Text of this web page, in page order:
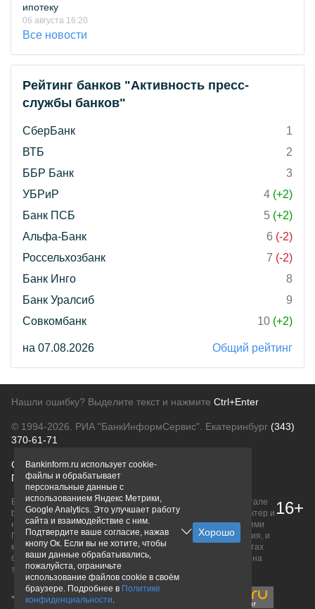
ипотеку
06 августа 16:20
Все новости
Рейтинг банков "Активность пресс-
службы банков"
СберБанк
1
ВТБ
2
ББР Банк
3
УБРиР
4 (+2)
Банк ПСБ
5 (+2)
Альфа-Банк
6 (-2)
Россельхозбанк
7 (-2)
Банк Инго
8
Банк Уралсиб
9
Совкомбанк
10 (+2)
на 07.08.2026 Общий рейтинг
Нашли ошибку? Выделите текст и нажмите Ctrl+Enter
© 1994-2026. РИА "БанкИнформСервис". Екатеринбург (343)
370-61-71
О проектеПолитика конфиденциальности
Правовая информацияДля рекламодателей
Вся информация о продуктах банков, размещенная на портале
bankinform.ru, носит исключительно ознакомительный характер и
не является публичной офертой, определяемой положениями
ГК РФ. Информация не содержит точного и полного описания, и
может быть изменена. Конечные условия уточняйте на сайтах
банков или при личном обращении. Исключительное право на
товарные знаки принадлежит их правообладателям.
16+
Bankinform.ru использует cookie-
файлы и обрабатывает
персональные данные с
использованием Яндекс Метрики,
Google Analytics. Это улучшает работу
сайта и взаимодействие с ним.
Подтвердите ваше согласие, нажав
кнопу Ок. Если вы не хотите, чтобы
ваши данные обрабатывались,
пожалуйста, ограничьте
использование файлов cookie в своём
браузере. Подробнее в Политике
конфиденциальности.